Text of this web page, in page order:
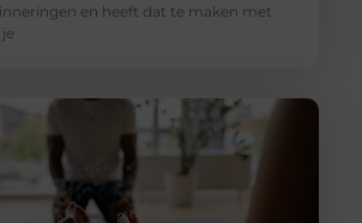
en heeft dat te maken met